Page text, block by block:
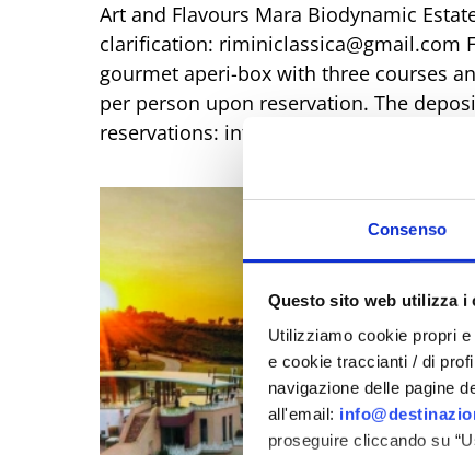
Consenso
Questo sito web utilizza i
Utilizziamo cookie propri
e cookie traccianti / di
navigazione delle pagine
all'email:
proseguire cliccando su
Art and Flavours Mara Biodynamic
clarification: riminiclassica@gmail.com
gourmet aperi-box with three courses
per person upon reservation. The
reservations: info@casa-mara.com